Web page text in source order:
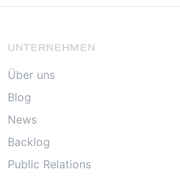
UNTERNEHMEN
Über uns
Blog
News
Backlog
Public Relations